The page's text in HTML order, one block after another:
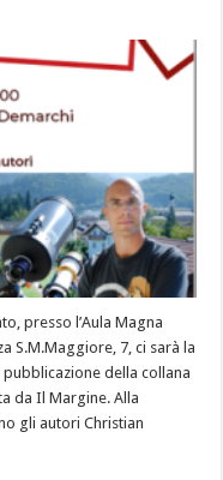
presso l’Aula Magna
S.M.Maggiore, 7, ci sarà la
pubblicazione della collana
da Il Margine. Alla
gli autori Christian